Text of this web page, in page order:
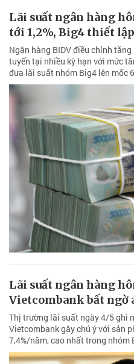
Lãi suất ngân hàng
tới 1,2%, Big4 thiết
Ngân hàng BIDV điều chỉnh
tuyến tại nhiều kỳ hạn với mức
đưa lãi suất nhóm Big4 lên mốc
Lãi suất ngân hàng
Vietcombank bất ngờ
Thị trường lãi suất ngày 4/5 ghi
Vietcombank gây chú ý với sản
7,4%/năm, cao nhất trong nhóm